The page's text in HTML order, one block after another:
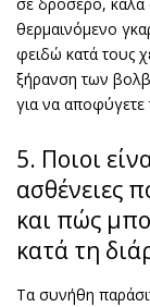
θερμαινόμενο
φειδώ κατά τους
ξήρανση των
για να
5. Ποιοι
ασθένειες
και πώς
κατά τη
Τα συνήθη